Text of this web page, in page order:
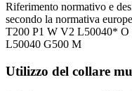
Riferimento normativo e
secondo la normativa
T200 P1 W V2 L50040* O
L50040 G500 M
Utilizzo del collare